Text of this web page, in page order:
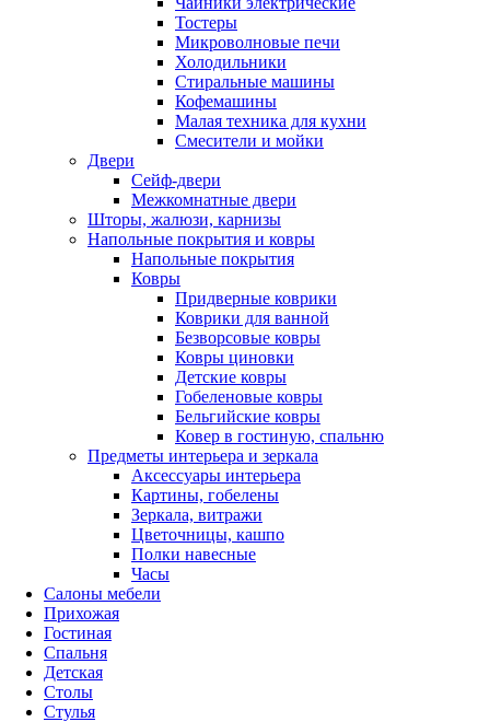
Тостеры
Микроволновые печи
Холодильники
Стиральные машины
Кофемашины
Малая техника для кухни
Смесители и мойки
Двери
Сейф-двери
Межкомнатные двери
Шторы, жалюзи, карнизы
Напольные покрытия и ковры
Напольные покрытия
Ковры
Придверные коврики
Коврики для ванной
Безворсовые ковры
Ковры циновки
Детские ковры
Гобеленовые ковры
Бельгийские ковры
Ковер в гостиную, спальню
Предметы интерьера и зеркала
Аксессуары интерьера
Картины, гобелены
Зеркала, витражи
Цветочницы, кашпо
Полки навесные
Часы
Салоны мебели
Прихожая
Гостиная
Спальня
Детская
Столы
Стулья